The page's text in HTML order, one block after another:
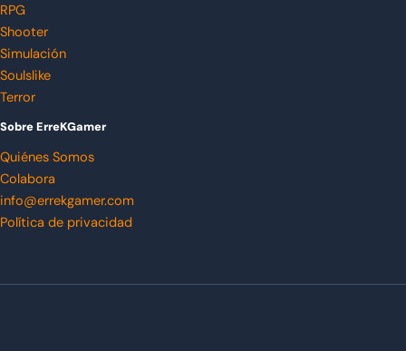
RPG
Shooter
Simulación
Soulslike
Terror
Sobre ErreKGamer
Quiénes Somos
Colabora
info@errekgamer.com
Política de privacidad